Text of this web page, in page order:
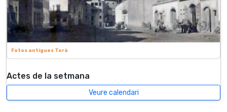
Fotos antigues Torà
Actes de la setmana
Veure calendari